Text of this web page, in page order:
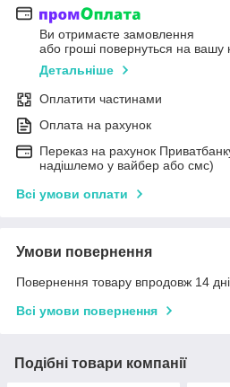
Ви отримаєте замовлення
або гроші повернуться на вашу
Детальніше
Оплатити частинами
Оплата на рахунок
Переказ на рахунок
надішлемо у вайбер або смс)
Всі умови оплати
Умови повернення
Повернення товару впродовж 14
Всі умови повернення
Подібні товари компанії